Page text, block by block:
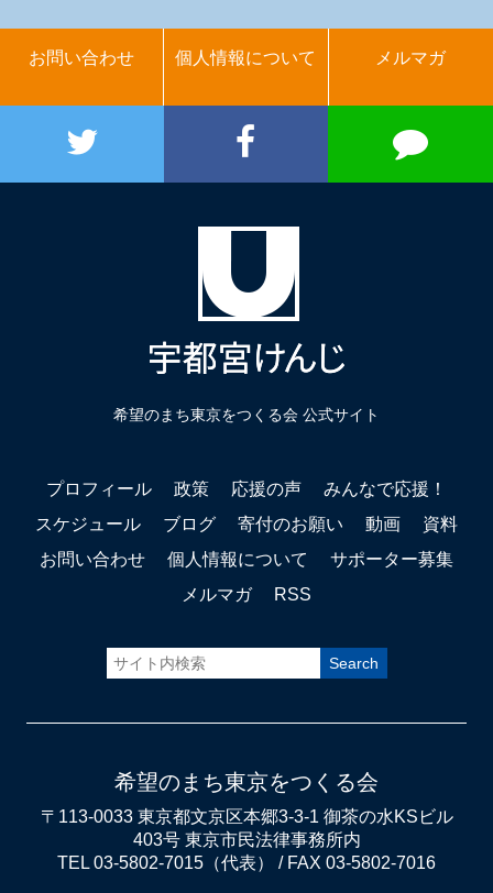
お問い合わせ 個人情報について メルマガ
希望のまち東京をつくる会 公式サイト
プロフィール 政策 応援の声
みんなで応援！
スケジュール
ブログ 寄付のお願い 動画
資料
お問い合わせ
個人情報について
サポーター募集
メルマガ
RSS
希望のまち東京をつくる会
〒113-0033 東京都文京区本郷3-3-1 御茶の水KSビル
403号 東京市民法律事務所内
TEL 03-5802-7015（代表） / FAX 03-5802-7016